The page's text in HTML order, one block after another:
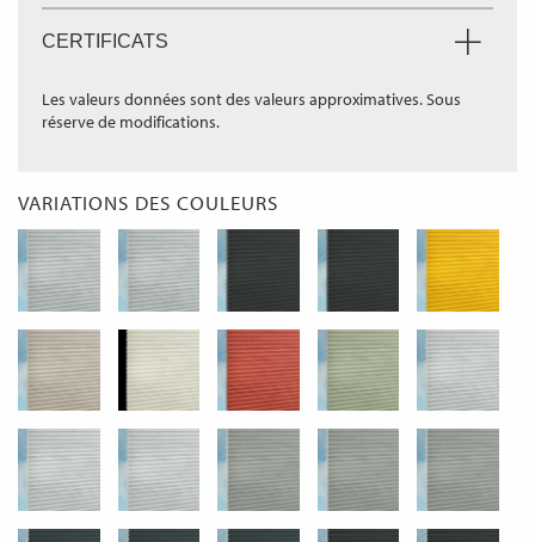
CERTIFICATS
Les valeurs données sont des valeurs approximatives. Sous
réserve de modifications.
VARIATIONS DES COULEURS